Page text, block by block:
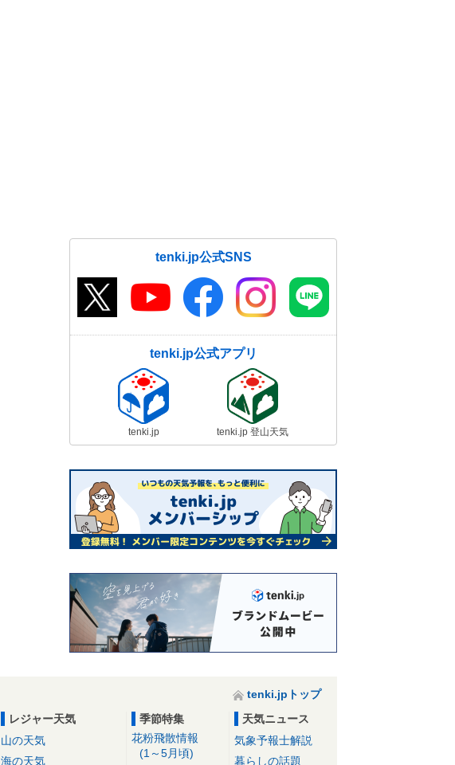
tenki.jp公式SNS
tenki.jp公式アプリ
tenki.jp tenki.jp 登山天気
tenki.jpトップ
レジャー天気
山の天気
海の天気
季節特集
花粉飛散情報
(1～5月頃)
天気ニュース
気象予報士解説
暮らしの話題